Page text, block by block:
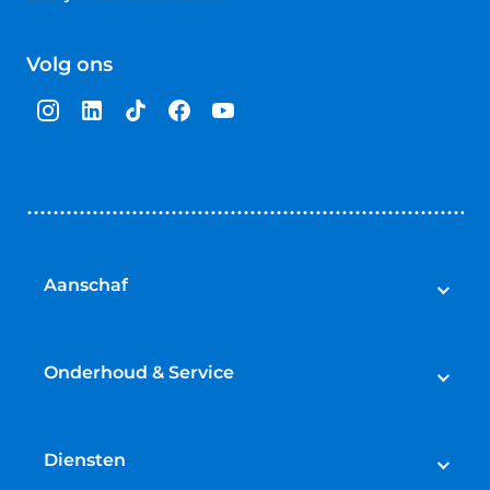
van
sterren
Volg ons
Aanschaf
Bedrijfswagens
Onderhoud & Service
APK
Diensten